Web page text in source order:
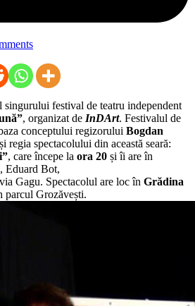
festival de teatru independent
, organizat de InDArt. Festivalul de
conceptului regizorului Bogdan
regia spectacolului din această seară:
, care începe la ora 20 și îi are în
Eduard Bot,
Gagu. Spectacolul are loc în Grădina
parcul Grozăvești.